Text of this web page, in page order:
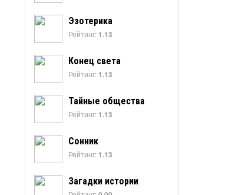
Эзотерика
Рейтинг: 1.13
Конец света
Рейтинг: 1.13
Тайные общества
Рейтинг: 1.13
Сонник
Рейтинг: 1.13
Загадки истории